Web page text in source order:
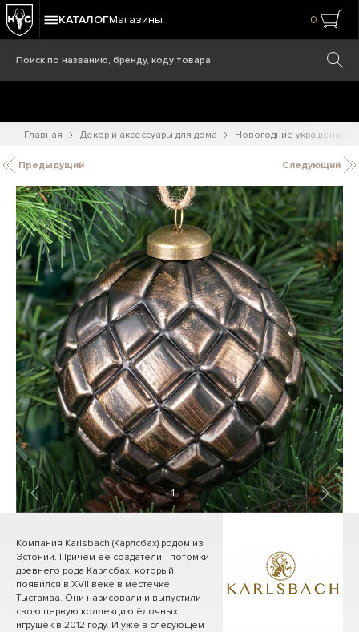
КАТАЛОГМагазины 0
Главная Декор и аксессуары для дома Новогодние украшения
Предыдущий Следующий
1/ 3
Компания Karlsbach (Карлсбах) родом из
Эстонии. Причем её создатели - потомки
древнего рода Карлсбах, который
появился в XVII веке в местечке
Тыстамаа. Они нарисовали и выпустили
свою первую коллекцию ёлочных
игрушек в 2012 году. И уже в следующем